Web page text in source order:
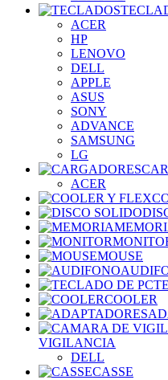
ACER
HP
LENOVO
DELL
APPLE
ASUS
SONY
ADVANCE
SAMSUNG
LG
ACER
MOUSE
COOLER
VIGILANCIA
DELL
CASSE